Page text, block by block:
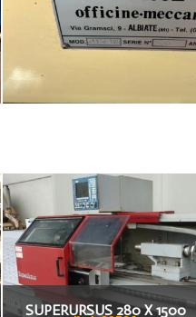
SUPERURSUS 280 X 1500